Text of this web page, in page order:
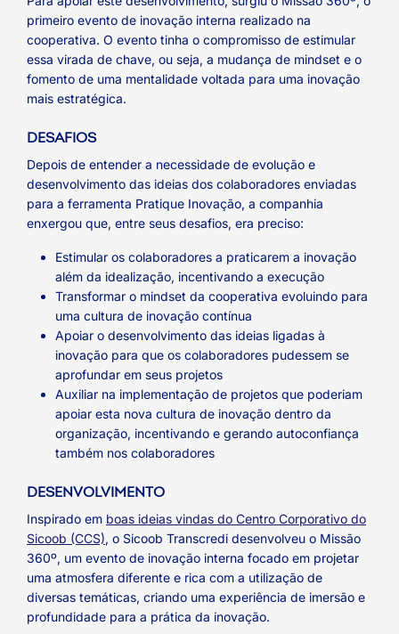
primeiro evento de inovação interna realizado na
cooperativa. O evento tinha o compromisso de estimular
essa virada de chave, ou seja, a mudança de mindset e o
fomento de uma mentalidade voltada para uma inovação
mais estratégica.
DESAFIOS
Depois de entender a necessidade de evolução e
desenvolvimento das ideias dos colaboradores enviadas
para a ferramenta Pratique Inovação, a companhia
enxergou que, entre seus desafios, era preciso:
Estimular os colaboradores a praticarem a inovação
além da idealização, incentivando a execução
Transformar o mindset da cooperativa evoluindo para
uma cultura de inovação contínua
Apoiar o desenvolvimento das ideias ligadas à
inovação para que os colaboradores pudessem se
aprofundar em seus projetos
Auxiliar na implementação de projetos que poderiam
apoiar esta nova cultura de inovação dentro da
organização, incentivando e gerando autoconfiança
também nos colaboradores
DESENVOLVIMENTO
Inspirado em boas ideias vindas do Centro Corporativo do
Sicoob (CCS), o Sicoob Transcredi desenvolveu o Missão
360º, um evento de inovação interna focado em projetar
uma atmosfera diferente e rica com a utilização de
diversas temáticas, criando uma experiência de imersão e
profundidade para a prática da inovação.